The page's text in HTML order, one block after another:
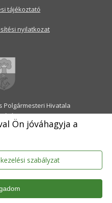
Ön jóváhagyja a
szabályzat
Polgármesteri Hivatala
Alsó utca 1.
Érd, Pf.: 31
06-23-522-300
06-23-522-301
ERDPH
707189964
tájékoztató
nyilatkozat